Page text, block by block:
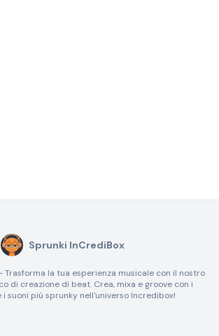
Sprunki InCrediBox
Trasforma la tua esperienza musicale con il nostro
di creazione di beat. Crea, mixa e groove con i
i suoni più sprunky nell'universo Incredibox!